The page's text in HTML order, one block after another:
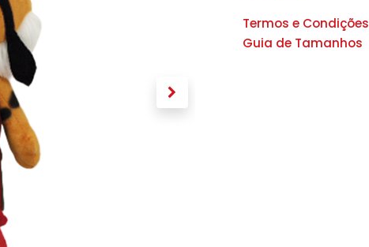
Termos e Condições
Guia de Tamanhos